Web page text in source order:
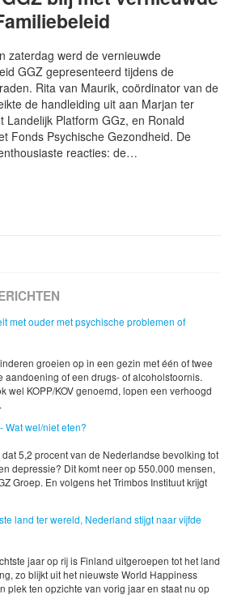
zaterdag werd de vernieuwde
GGZ gepresenteerd tijdens de
Rita van Maurik, coördinator van de
de handleiding uit aan Marjan ter
Landelijk Platform GGz, en Ronald
Fonds Psychische Gezondheid. De
reacties: de…
met ouder met psychische problemen of
groeien op in een gezin met één of twee
aandoening of een drugs- of alcoholstoornis.
wel KOPP/KOV genoemd, lopen een verhoogd
Wat wel/niet eten?
5,2 procent van de Nederlandse bevolking tot
depressie? Dit komt neer op 550.000 mensen,
Groep. En volgens het Trimbos Instituut krijgt
land ter wereld, Nederland stijgt naar vijfde
jaar op rij is Finland uitgeroepen tot het land
zo blijkt uit het nieuwste World Happiness
plek ten opzichte van vorig jaar en staat nu op